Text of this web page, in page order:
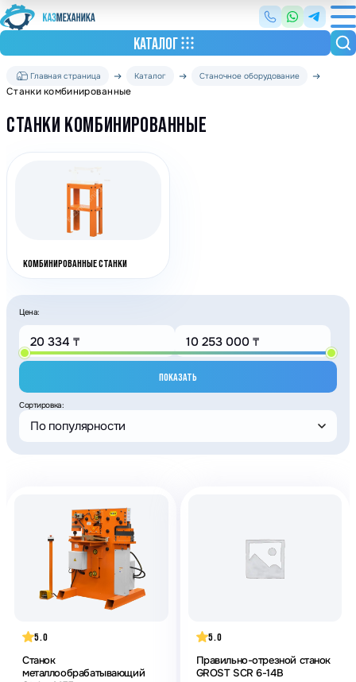
КАТАЛОГ
Главная страница Каталог Станочное оборудование
Станки комбинированные
СТАНКИ КОМБИНИРОВАННЫЕ
КОМБИНИРОВАННЫЕ СТАНКИ
Цена:
ПОКАЗАТЬ
Сортировка:
По популярности
5.0
Станок
металлообрабатывающий
5.0
Правильно-отрезной станок
GROST SCR 6-14B